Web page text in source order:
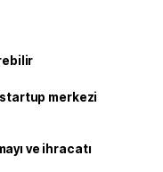
startup merkezi
ve ihracatı